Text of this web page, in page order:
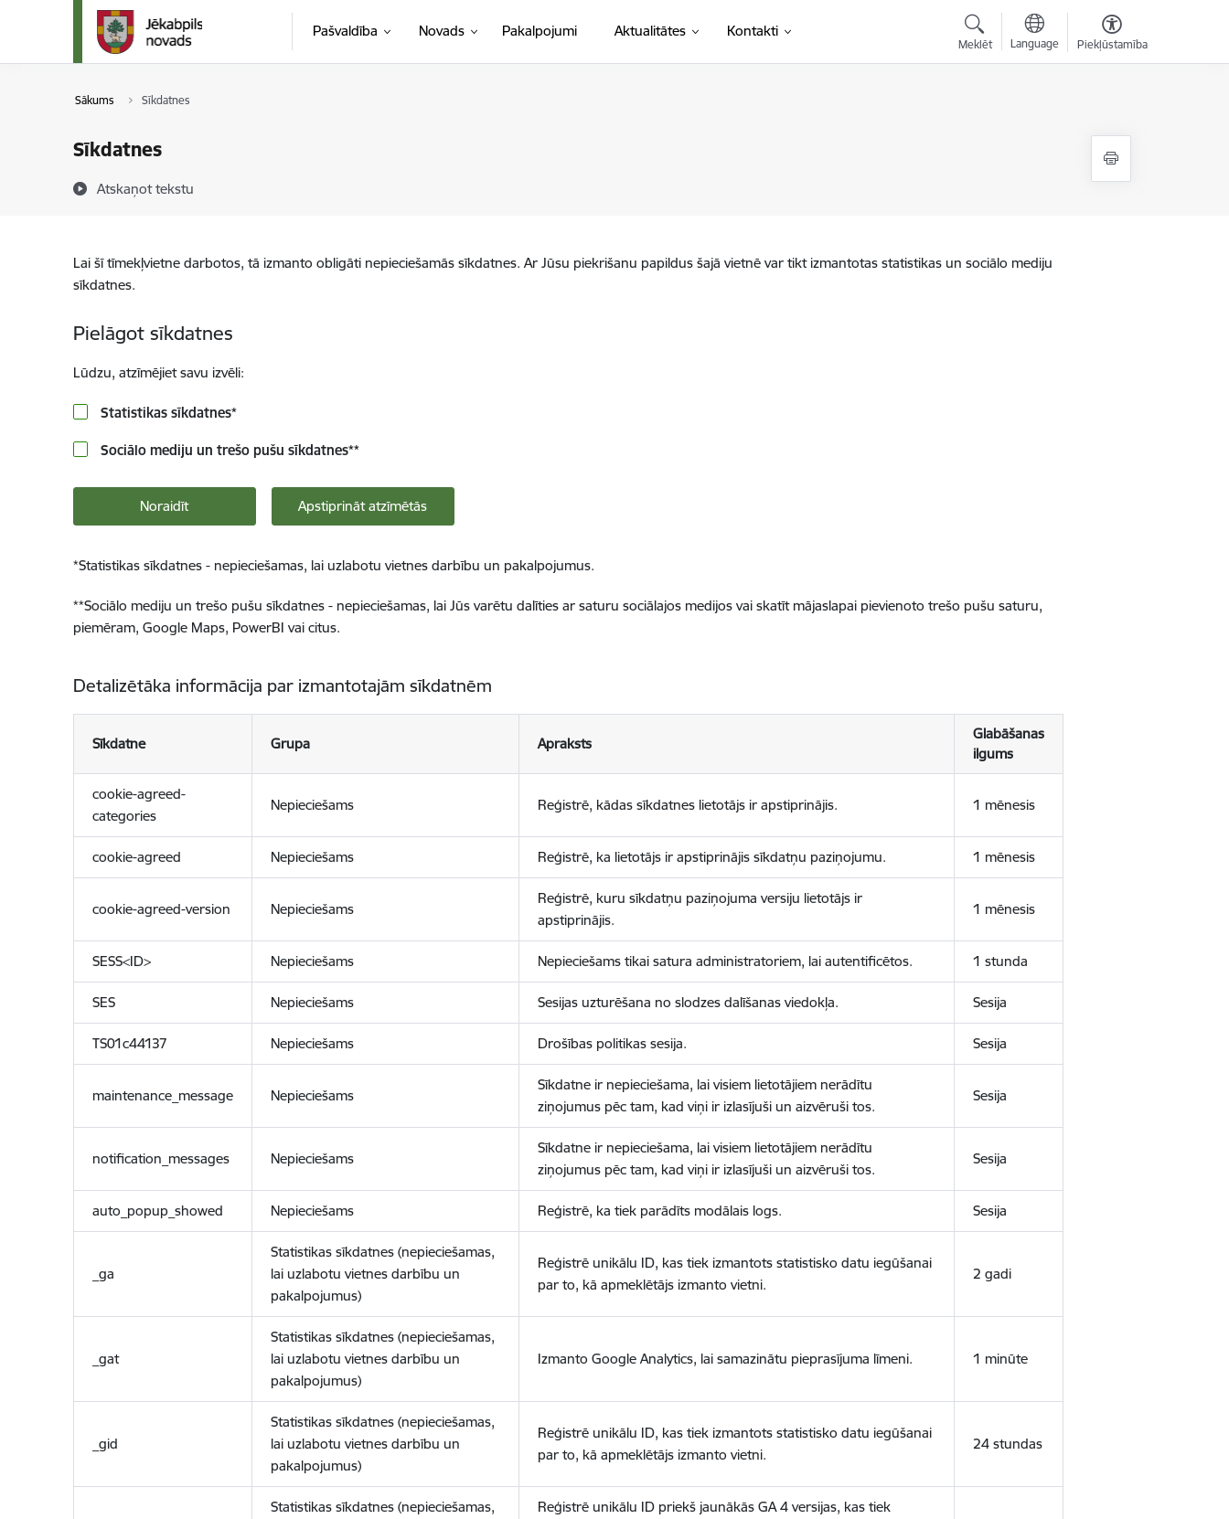
Pāriet uz lapas saturu
Pašvaldība Novads Pakalpojumi Aktualitātes Kontakti
Meklēt Language Piekļūstamība
Sākums Sīkdatnes
Sīkdatnes
Atskaņot tekstu
Lai šī tīmekļvietne darbotos, tā izmanto obligāti nepieciešamās sīkdatnes. Ar Jūsu piekrišanu papildus šajā vietnē var tikt izmantotas statistikas un sociālo mediju
sīkdatnes.
Pielāgot sīkdatnes
Lūdzu, atzīmējiet savu izvēli:
Statistikas sīkdatnes*
Sociālo mediju un trešo pušu sīkdatnes**
Noraidīt Apstiprināt atzīmētās
*Statistikas sīkdatnes - nepieciešamas, lai uzlabotu vietnes darbību un pakalpojumus.
**Sociālo mediju un trešo pušu sīkdatnes - nepieciešamas, lai Jūs varētu dalīties ar saturu sociālajos medijos vai skatīt mājaslapai pievienoto trešo pušu saturu,
piemēram, Google Maps, PowerBI vai citus.
Detalizētāka informācija par izmantotajām sīkdatnēm
Sīkdatne Grupa Apraksts
Glabāšanas
ilgums
cookie-agreed-
categories
Nepieciešams Reģistrē, kādas sīkdatnes lietotājs ir apstiprinājis. 1 mēnesis
cookie-agreed Nepieciešams Reģistrē, ka lietotājs ir apstiprinājis sīkdatņu paziņojumu. 1 mēnesis
cookie-agreed-version Nepieciešams
Reģistrē, kuru sīkdatņu paziņojuma versiju lietotājs ir
apstiprinājis.
1 mēnesis
SESS<ID> Nepieciešams Nepieciešams tikai satura administratoriem, lai autentificētos. 1 stunda
SES Nepieciešams Sesijas uzturēšana no slodzes dalīšanas viedokļa. Sesija
TS01c44137 Nepieciešams Drošības politikas sesija. Sesija
maintenance_message Nepieciešams
Sīkdatne ir nepieciešama, lai visiem lietotājiem nerādītu
ziņojumus pēc tam, kad viņi ir izlasījuši un aizvēruši tos.
Sesija
notification_messages Nepieciešams
Sīkdatne ir nepieciešama, lai visiem lietotājiem nerādītu
ziņojumus pēc tam, kad viņi ir izlasījuši un aizvēruši tos.
Sesija
auto_popup_showed Nepieciešams Reģistrē, ka tiek parādīts modālais logs. Sesija
_ga
Statistikas sīkdatnes (nepieciešamas,
lai uzlabotu vietnes darbību un
pakalpojumus)
Reģistrē unikālu ID, kas tiek izmantots statistisko datu iegūšanai
par to, kā apmeklētājs izmanto vietni.
2 gadi
_gat
Statistikas sīkdatnes (nepieciešamas,
lai uzlabotu vietnes darbību un
pakalpojumus)
Izmanto Google Analytics, lai samazinātu pieprasījuma līmeni. 1 minūte
_gid
Statistikas sīkdatnes (nepieciešamas,
lai uzlabotu vietnes darbību un
pakalpojumus)
Reģistrē unikālu ID, kas tiek izmantots statistisko datu iegūšanai
par to, kā apmeklētājs izmanto vietni.
24 stundas
Statistikas sīkdatnes (nepieciešamas,
Reģistrē unikālu ID priekš jaunākās GA 4 versijas, kas tiek